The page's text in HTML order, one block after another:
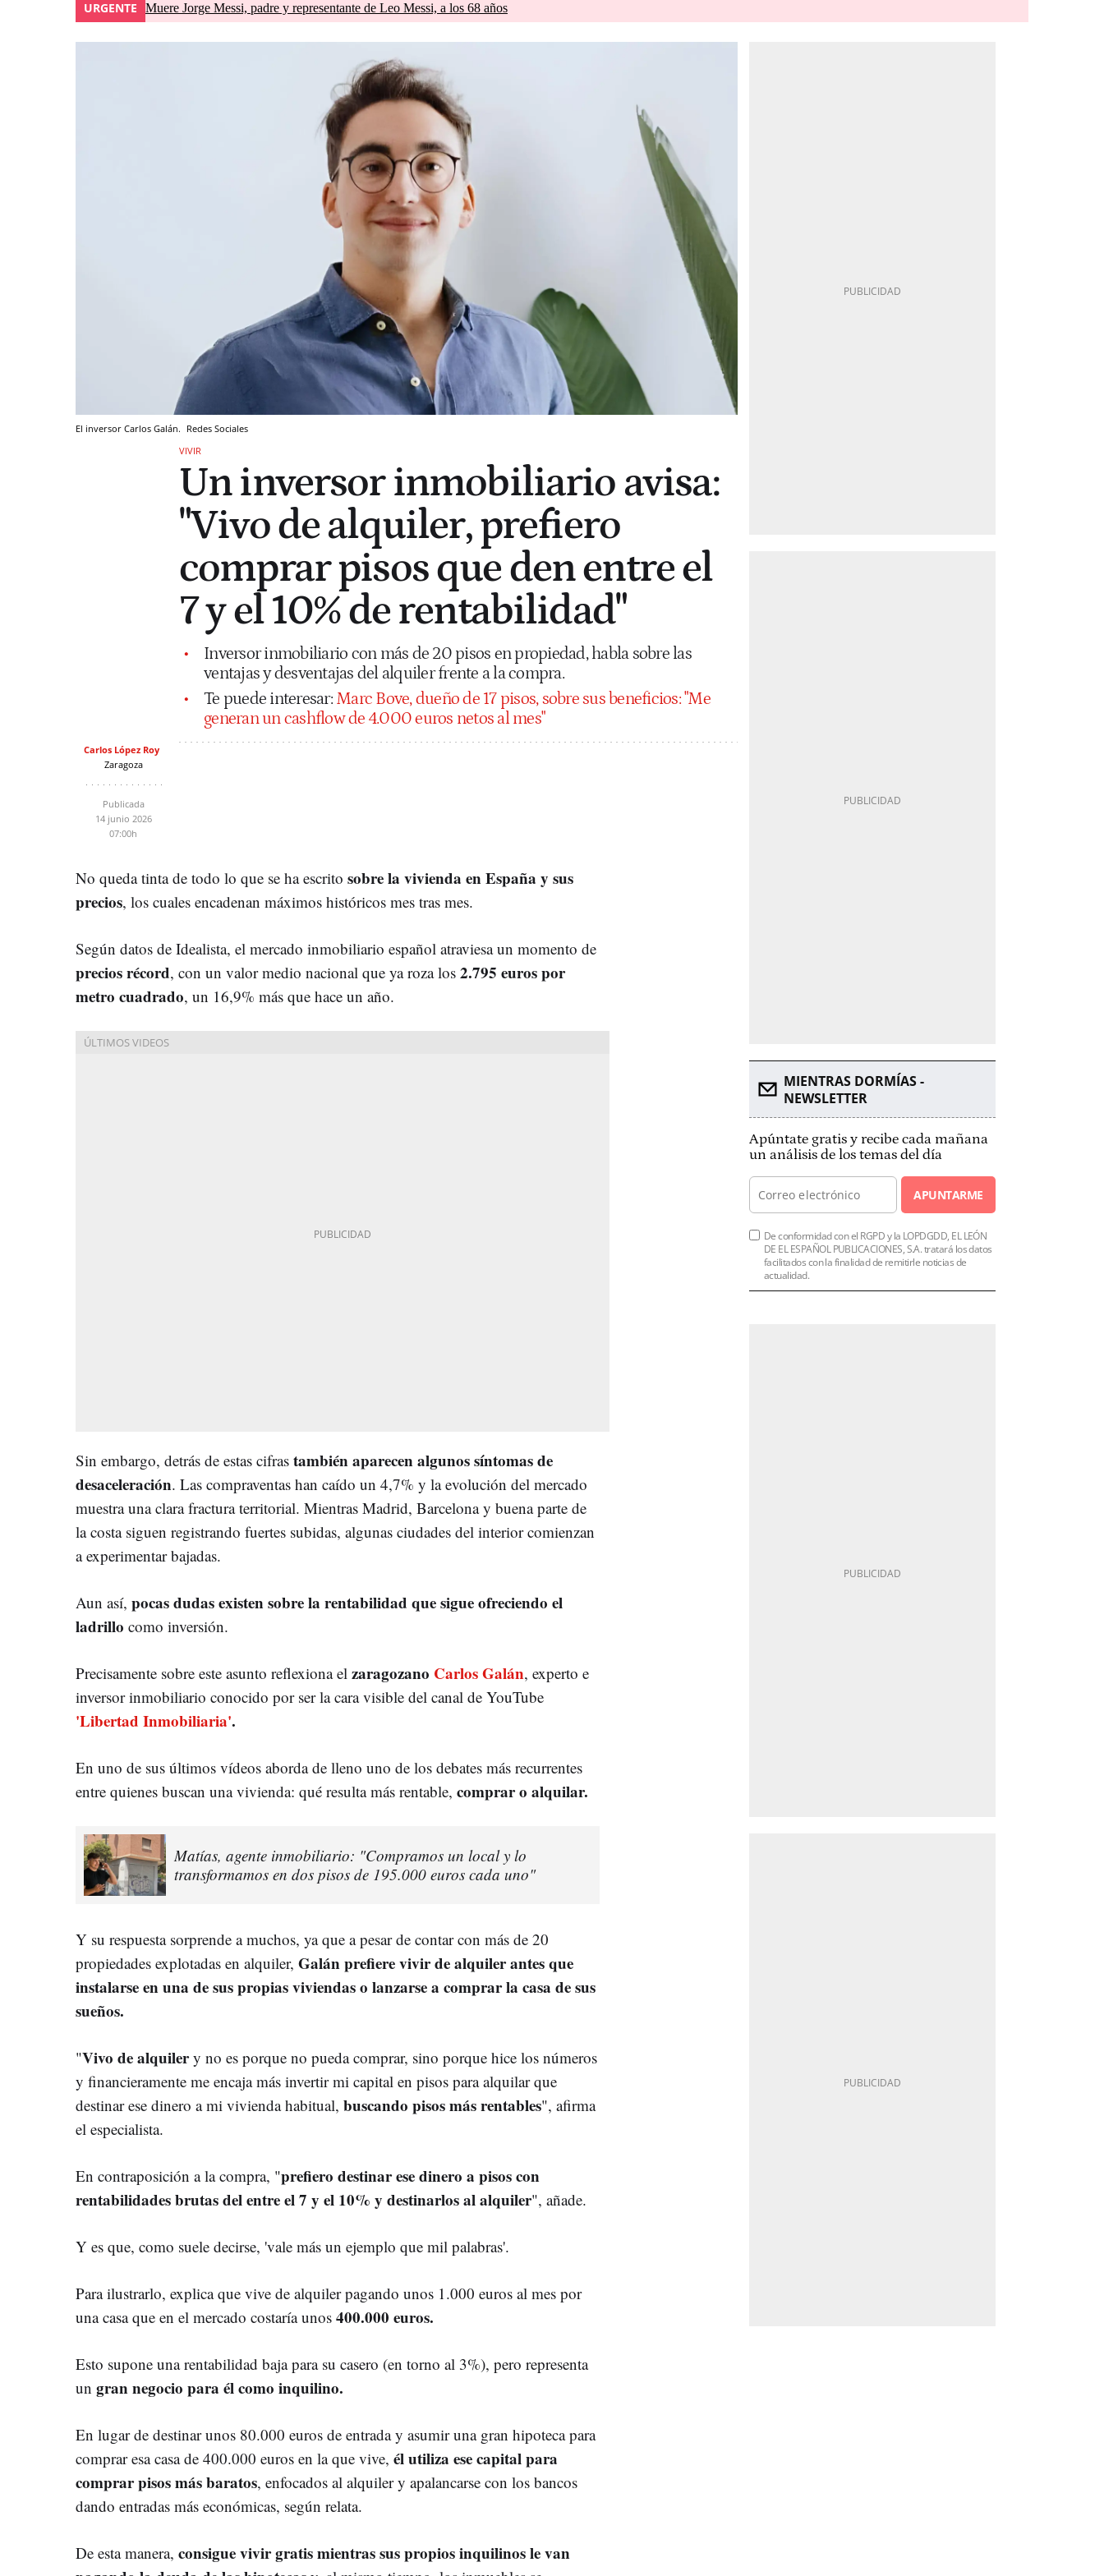
URGENTE Muere Jorge Messi, padre y representante de Leo Messi, a los 68 años
El inversor Carlos Galán. Redes Sociales
VIVIR
Un inversor inmobiliario avisa:
"Vivo de alquiler, prefiero
comprar pisos que den entre el
7 y el 10% de rentabilidad"
Inversor inmobiliario con más de 20 pisos en propiedad, habla sobre las
ventajas y desventajas del alquiler frente a la compra.
Te puede interesar: Marc Bove, dueño de 17 pisos, sobre sus beneficios: "Me
generan un cashflow de 4.000 euros netos al mes"
Carlos López Roy
Zaragoza
Publicada
14 junio 2026
07:00h
No queda tinta de todo lo que se ha escrito sobre la vivienda en España y sus
precios, los cuales encadenan máximos históricos mes tras mes.
Según datos de Idealista, el mercado inmobiliario español atraviesa un momento de
precios récord, con un valor medio nacional que ya roza los 2.795 euros por
metro cuadrado, un 16,9% más que hace un año.
Sin embargo, detrás de estas cifras también aparecen algunos síntomas de
desaceleración. Las compraventas han caído un 4,7% y la evolución del mercado
muestra una clara fractura territorial. Mientras Madrid, Barcelona y buena parte de
la costa siguen registrando fuertes subidas, algunas ciudades del interior comienzan
a experimentar bajadas.
Aun así, pocas dudas existen sobre la rentabilidad que sigue ofreciendo el
ladrillo como inversión.
Precisamente sobre este asunto reflexiona el zaragozano Carlos Galán, experto e
inversor inmobiliario conocido por ser la cara visible del canal de YouTube
'Libertad Inmobiliaria'.
En uno de sus últimos vídeos aborda de lleno uno de los debates más recurrentes
entre quienes buscan una vivienda: qué resulta más rentable, comprar o alquilar.
Matías, agente inmobiliario: "Compramos un local y lo
transformamos en dos pisos de 195.000 euros cada uno"
Y su respuesta sorprende a muchos, ya que a pesar de contar con más de 20
propiedades explotadas en alquiler, Galán prefiere vivir de alquiler antes que
instalarse en una de sus propias viviendas o lanzarse a comprar la casa de sus
sueños.
"Vivo de alquilery no es porque no pueda comprar, sino porque hice los números
y financieramente me encaja más invertir mi capital en pisos para alquilar que
destinar ese dinero a mi vivienda habitual, buscando pisos más rentables", afirma
el especialista.
En contraposición a la compra, "prefiero destinar ese dinero a pisos con
rentabilidades brutas del entre el 7 y el 10% y destinarlos al alquiler", añade.
Y es que, como suele decirse, 'vale más un ejemplo que mil palabras'.
Para ilustrarlo, explica que vive de alquiler pagando unos 1.000 euros al mes por
una casa que en el mercado costaría unos 400.000 euros.
Esto supone una rentabilidad baja para su casero (en torno al 3%), pero representa
un gran negocio para él como inquilino.
En lugar de destinar unos 80.000 euros de entrada y asumir una gran hipoteca para
comprar esa casa de 400.000 euros en la que vive, él utiliza ese capital para
comprar pisos más baratos, enfocados al alquiler y apalancarse con los bancos
dando entradas más económicas, según relata.
De esta manera, consigue vivir gratis mientras sus propios inquilinos le van
MIENTRAS DORMÍAS -
NEWSLETTER
Apúntate gratis y recibe cada mañana
un análisis de los temas del día
APUNTARME
De conformidad con el RGPD y la LOPDGDD, EL LEÓN
DE EL ESPAÑOL PUBLICACIONES, S.A. tratará los datos
facilitados con la finalidad de remitirle noticias de
actualidad.